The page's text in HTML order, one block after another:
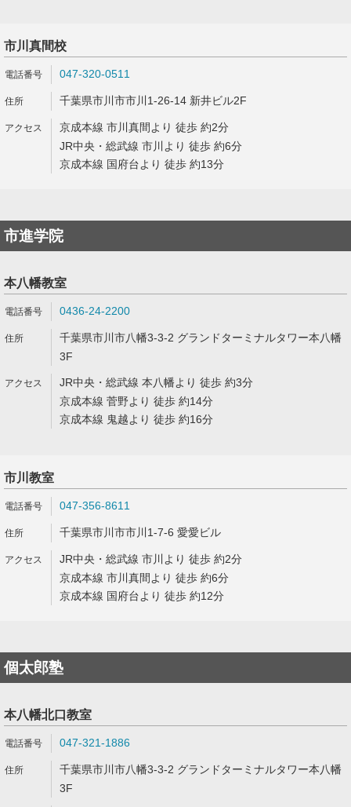
市川真間校
047-320-0511
千葉県市川市市川1-26-14 新井ビル2F
京成本線 市川真間より 徒歩 約2分
JR中央・総武線 市川より 徒歩 約6分
京成本線 国府台より 徒歩 約13分
市進学院
本八幡教室
0436-24-2200
千葉県市川市八幡3-3-2 グランドターミナルタワー本八幡
3F
JR中央・総武線 本八幡より 徒歩 約3分
京成本線 菅野より 徒歩 約14分
京成本線 鬼越より 徒歩 約16分
市川教室
047-356-8611
千葉県市川市市川1-7-6 愛愛ビル
JR中央・総武線 市川より 徒歩 約2分
京成本線 市川真間より 徒歩 約6分
京成本線 国府台より 徒歩 約12分
個太郎塾
本八幡北口教室
047-321-1886
千葉県市川市八幡3-3-2 グランドターミナルタワー本八幡
3F